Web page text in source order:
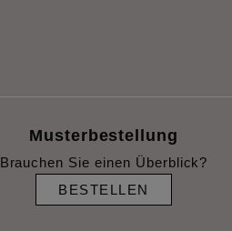
Musterbestellung
Brauchen Sie einen Überblick?
BESTELLEN